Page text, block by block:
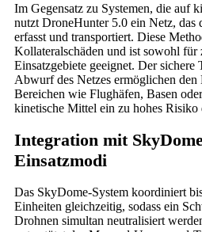
Im Gegensatz zu Systemen, die auf
nutzt DroneHunter 5.0 ein Netz, das
erfasst und transportiert. Diese
Kollateralschäden und ist sowohl
Einsatzgebiete geeignet. Der
Abwurf des Netzes ermöglichen den
Bereichen wie Flughäfen, Basen
kinetische Mittel ein zu hohes Risiko
Integration mit
Einsatzmodi
Das SkyDome-System koordiniert
Einheiten gleichzeitig, sodass ein
Drohnen simultan neutralisiert